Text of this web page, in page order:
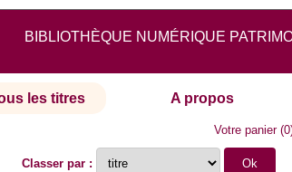
BIBLIOTHÈQUE NUMÉRIQUE
les titres A propos
Votre panier(0
Classer par :